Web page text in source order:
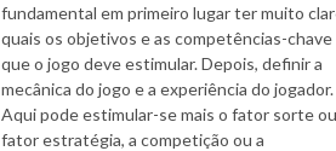
fundamental em primeiro lugar ter muito
quais os objetivos e as competências-chave
que o jogo deve estimular. Depois, definir a
mecânica do jogo e a experiência do jogador.
Aqui pode estimular-se mais o fator sorte
fator estratégia, a competição ou a